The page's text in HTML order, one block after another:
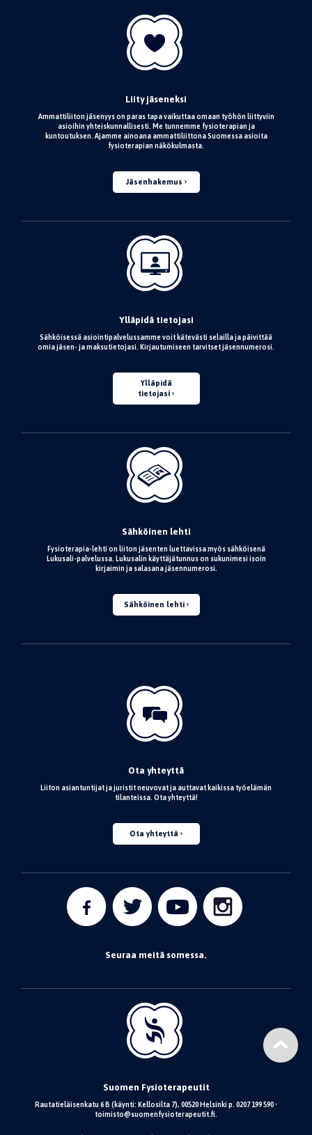
Liity jäseneksi
Ammattiliiton jäsenyys on paras tapa vaikuttaa omaan työhön liittyviin
asioihin yhteiskunnallisesti. Me tunnemme fysioterapian ja
kuntoutuksen. Ajamme ainoana ammattiliittona Suomessa asioita
fysioterapian näkökulmasta.
Jäsenhakemus
Ylläpidä tietojasi
Sähköisessä asiointipalvelussamme voit kätevästi selailla ja päivittää
omia jäsen- ja maksutietojasi. Kirjautumiseen tarvitset jäsennumerosi.
Ylläpidä
tietojasi
Sähköinen lehti
Fysioterapia-lehti on liiton jäsenten luettavissa myös sähköisenä
Lukusali-palvelussa. Lukusalin käyttäjätunnus on sukunimesi isoin
kirjaimin ja salasana jäsennumerosi.
Sähköinen lehti
Ota yhteyttä
Liiton asiantuntijat ja juristit neuvovat ja auttavat kaikissa työelämän
tilanteissa. Ota yhteyttä!
Ota yhteyttä
Seuraa meitä somessa.
Suomen Fysioterapeutit
Rautatieläisenkatu 6 B (käynti: Kellosilta 7), 00520 Helsinki p. 0207 199 590 •
toimisto@suomenfysioterapeutit.fi.